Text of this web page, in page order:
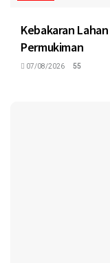
Kebakaran
Permukiman
07/08/2026 55